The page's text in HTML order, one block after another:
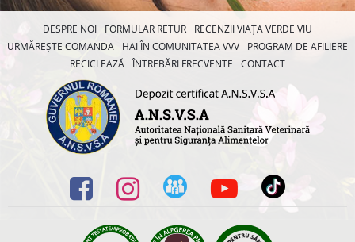
DESPRE NOI FORMULAR RETUR
RECENZII VIAȚA VERDE VIU
URMĂREȘTE COMANDA
HAI ÎN COMUNITATEA VVV
PROGRAM DE AFILIERE
RECICLEAZĂ ÎNTREBĂRI FRECVENTE CONTACT